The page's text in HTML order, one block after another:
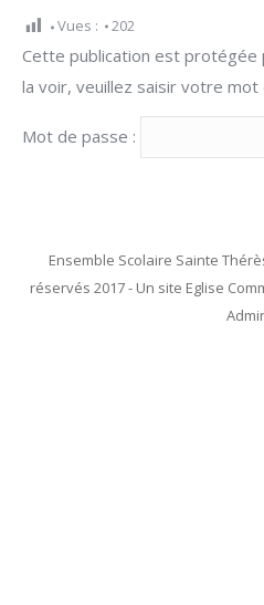
Vues : 202
Cette publication est protégée
la voir, veuillez saisir votre mot
Mot de passe :
Ensemble Scolaire Sainte
réservés 2017 - Un site Eglise